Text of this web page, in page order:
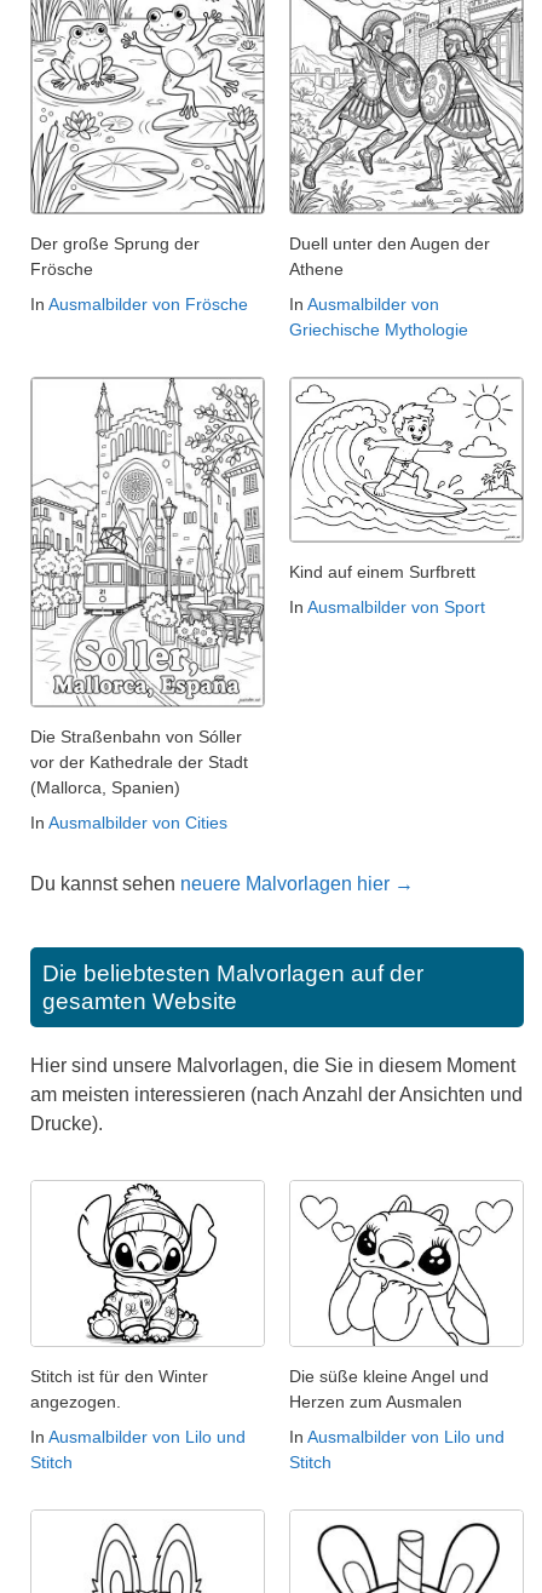
Der große Sprung der
Frösche
In Ausmalbilder von Frösche
Duell unter den Augen der
Athene
In Ausmalbilder von
Griechische Mythologie
Die Straßenbahn von Sóller
vor der Kathedrale der Stadt
(Mallorca, Spanien)
In Ausmalbilder von Cities
Kind auf einem Surfbrett
In Ausmalbilder von Sport
Du kannst sehen neuere Malvorlagen hier →
Die beliebtesten Malvorlagen auf der
gesamten Website
Hier sind unsere Malvorlagen, die Sie in diesem Moment
am meisten interessieren (nach Anzahl der Ansichten und
Drucke).
Stitch ist für den Winter
angezogen.
In Ausmalbilder von Lilo und
Stitch
Die süße kleine Angel und
Herzen zum Ausmalen
In Ausmalbilder von Lilo und
Stitch